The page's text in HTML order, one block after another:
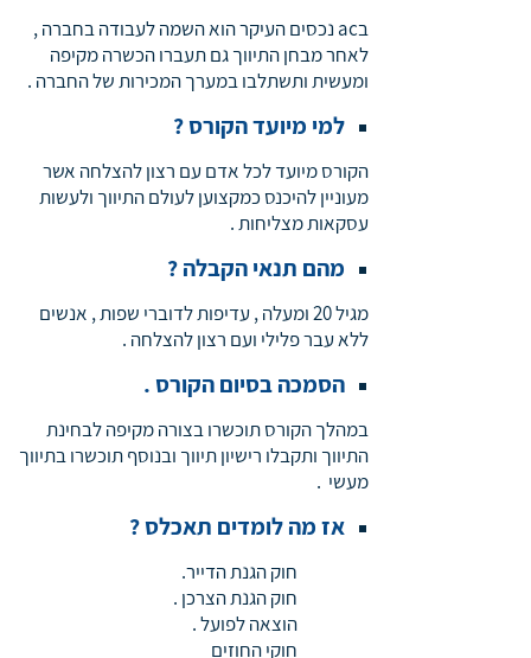
בac נכסים העיקר הוא השמה לעבודה בחברה ,
לאחר מבחן התיווך גם תעברו הכשרה מקיפה
ומעשית ותשתלבו במערך המכירות של החברה .
למי מיועד הקורס ?
הקורס מיועד לכל אדם עם רצון להצלחה אשר
מעוניין להיכנס כמקצוען לעולם התיווך ולעשות
עסקאות מצליחות .
מהם תנאי הקבלה ?
מגיל 20 ומעלה , עדיפות לדוברי שפות , אנשים
ללא עבר פלילי ועם רצון להצלחה .
הסמכה בסיום הקורס .
במהלך הקורס תוכשרו בצורה מקיפה לבחינת
התיווך ותקבלו רישיון תיווך ובנוסף תוכשרו בתיווך
מעשי .
אז מה לומדים תאכלס ?
חוק הגנת הדייר.
חוק הגנת הצרכן .
הוצאה לפועל .
חוקי החוזים